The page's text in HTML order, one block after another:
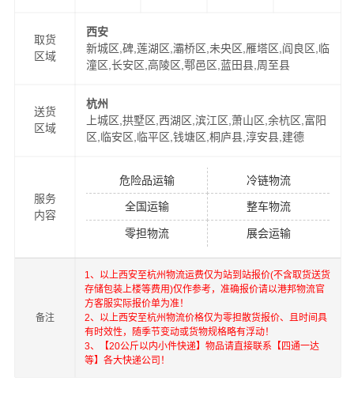
同时，为了方便广大客户从西安物流到杭州的不同运输时
效和物流成本要求，港邦特推出西安到杭州物流多种运输
西安发货到杭州的物流效率，以便为新老客户提供更加优
质完善的一站式从西安到杭州门到门物流运输服务！
港邦在深圳，珠海，西安，北京，上海，武汉和香港，澳
门，台湾等地具有优势的物流网络资源，依靠国内北京，
取货
区域
西安
新城区,碑,莲湖区,灞桥区,未央区,雁塔区,阎良区,临
潼区,长安区,高陵区,鄠邑区,蓝田县,周至县
送货
区域
杭州
上城区,拱墅区,西湖区,滨江区,萧山区,余杭区,富阳
区,临安区,临平区,钱塘区,桐庐县,淳安县,建德
服务
内容
危险品运输 冷链物流
全国运输 整车物流
零担物流 展会运输
备注
1、以上西安至杭州物流运费仅为站到站报价(不含取货送货
存储包装上楼等费用)仅作参考，准确报价请以港邦物流官
方客服实际报价单为准！
2、以上西安至杭州物流价格仅为零担散货报价、且时间具
有时效性，随季节变动或货物规格略有浮动！
3、【20公斤以内小件快递】物品请直接联系【四通一达
等】各大快递公司！